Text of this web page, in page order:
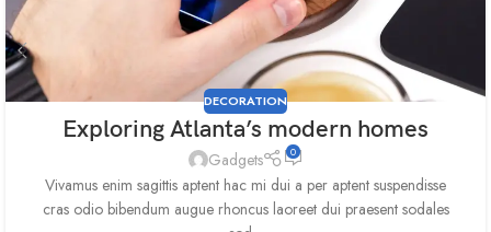
DECORATION
Exploring Atlanta’s modern homes
Gadgets 0
Vivamus enim sagittis aptent hac mi dui a per aptent suspendisse
cras odio bibendum augue rhoncus laoreet dui praesent sodales